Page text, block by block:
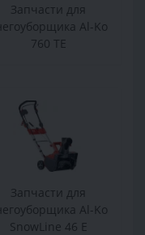
Запчасти для
Al-Ko
760 TE
Запчасти для
Al-Ko
SnowLine 46 E